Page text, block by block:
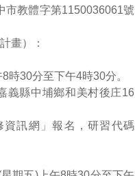
市教體字第1150036061號
畫）：
時30分至下午4時30分。
義縣中埔鄉和美村後庄16
資訊網」報名，研習代碼